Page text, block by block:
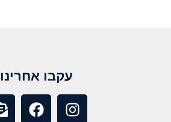
עקבו אחרינו